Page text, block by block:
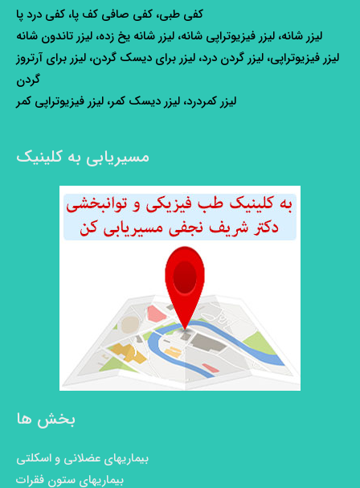
کفی طبی، کفی صافی کف پا، کفی درد پا
لیزر شانه، لیزر فیزیوتراپی شانه، لیزر شانه یخ زده، لیزر تاندون شانه
لیزر فیزیوتراپی، لیزر گردن درد، لیزر برای دیسک گردن، لیزر برای آرتروز
گردن
لیزر کمردرد، لیزر دیسک کمر، لیزر فیزیوتراپی کمر
مسیریابی به کلینیک
بخش ها
بیماریهای عضلانی و اسکلتی
بیماریهای ستون فقرات